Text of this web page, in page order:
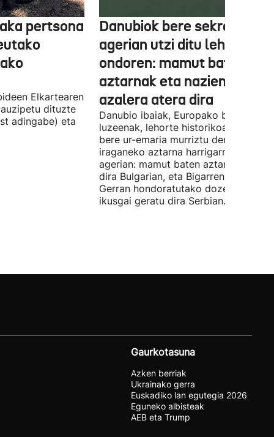
pertsona
Elkartearen
dituzte
adingabe) eta
Danubiok bere sekretuak
agerian utzi ditu
ondoren: mamut baten
aztarnak eta nazien
azalera atera dira
Danubio ibaiak, Europako bigarren
luzeenak, lehorte historikoa bizi du,
bere ur-emaria murriztu denez,
iraganeko aztarna harrigarriak utzi
agerian: mamut baten aztarnak
dira Bulgarian, eta Bigarren Mundu
Gerran hondoratutako dozenaka
ikusgai geratu dira Serbian.
Gaurkotasuna
Azken berriak
Ukrainako gerra
Euskadiko lan egutegia 2026
Eguneko albisteak
AEB eta Trump